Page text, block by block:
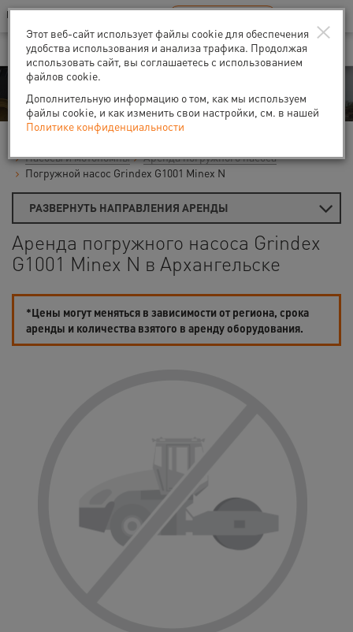
Ваш город:Архангельск
В Вашем регионе нет наших офисов RU EN
Аренда
Насосы и мотопомпы
Аренда погружного насоса
Погружной насос Grindex G1001 Minex N
РАЗВЕРНУТЬ НАПРАВЛЕНИЯ АРЕНДЫ
Аренда погружного насоса Grindex
G1001 Minex N в Архангельске
*Цены могут меняться в зависимости от региона, срока
аренды и количества взятого в аренду оборудования.
×
Этот веб-сайт использует файлы cookie для обеспечения
удобства использования и анализа трафика. Продолжая
использовать сайт, вы соглашаетесь с использованием
файлов cookie.
Дополнительную информацию о том, как мы используем
файлы cookie, и как изменить свои настройки, см. в нашей
Политике конфиденциальности